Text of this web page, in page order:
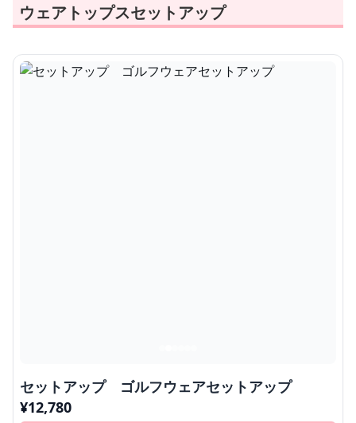
ウェアトップスセットアップ
セットアップ ゴルフウェアセットアップ
¥12,780